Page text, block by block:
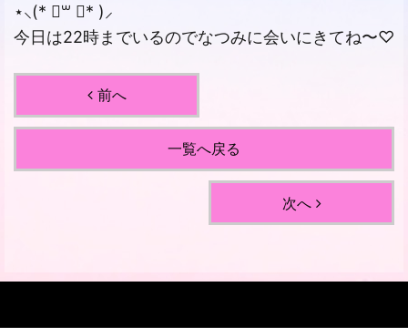
⋆⸜(* ॑꒳ ॑* )⸝‬
‪今日は22時までいるのでなつみに会いにきてね〜♡‬
前へ
一覧へ戻る
次へ